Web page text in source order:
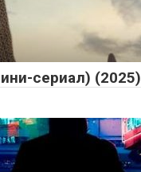
сериал) (2025)